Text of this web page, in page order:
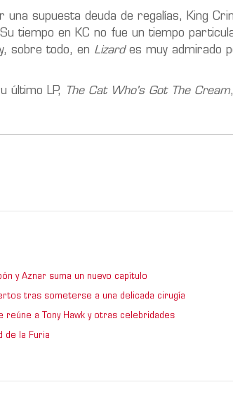
supuesta deuda de regalías, King
tiempo en KC no fue un tiempo
sobre todo, en Lizardes muy admirado
último LP, The Cat Who's Got The Cream
y Aznar suma un nuevo capítulo
tras someterse a una delicada cirugía
reúne a Tony Hawk y otras celebridades
de la Furia